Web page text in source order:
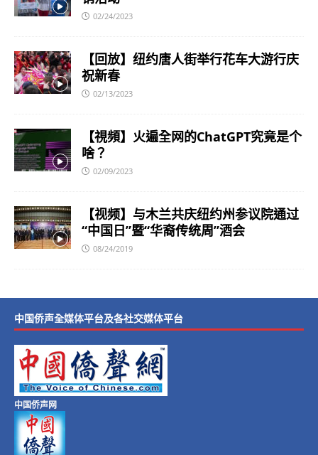
02/24/2023
【回放】纽约唐人街举行花车大游行庆
祝新春
02/13/2023
【視頻】火遍全网的ChatGPT究竟是个
啥？
02/09/2023
【视频】与木兰共庆纽约州参议院通过
“中国日”暨“华裔传统周”酒会
08/24/2019
中国侨声全媒体平台及各社交媒体平台
中国侨声网